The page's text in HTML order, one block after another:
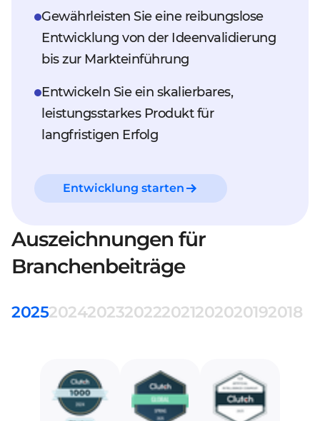
Gewährleisten Sie eine reibungslose
Entwicklung von der Ideenvalidierung
bis zur Markteinführung
Entwickeln Sie ein skalierbares,
leistungsstarkes Produkt für
langfristigen Erfolg
Entwicklung starten
Auszeichnungen für
Branchenbeiträge
20252024202320222021202020192018